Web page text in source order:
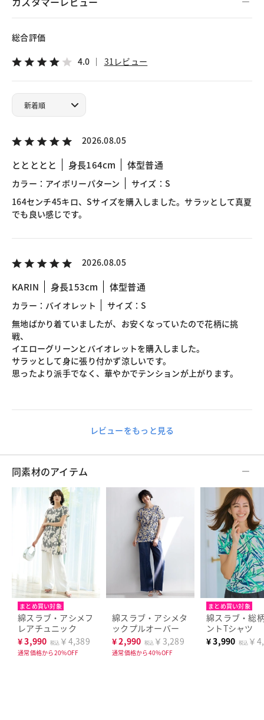
総合評価
4.0 31レビュー
2026.08.05
ととととと 身長164cm 体型普通
カラー：アイボリーパターン
サイズ：S
164センチ45キロ、Sサイズを購入しました。サラッとして真夏
でも良い感じです。
2026.08.05
KARIN 身長153cm 体型普通
カラー：バイオレット
サイズ：S
無地ばかり着ていましたが、お安くなっていたので花柄に挑
戦、
イエローグリーンとバイオレットを購入しました。
サラッとして身に張り付かず涼しいです。
思ったより派手でなく、華やかでテンションが上がります。
レビューをもっと見る
同素材のアイテム
まとめ買い対象
人気商品
綿スラブ・アシメフ
レアチュニック
¥3,990 税込 ￥4,389
通常価格から20%OFF
綿スラブ・アシメタ
ックプルオーバー
¥2,990 税込 ￥3,289
通常価格から40%OFF
まとめ買い対象
人気商品
綿スラブ・総
ントTシャツ
¥3,990 税込 ￥